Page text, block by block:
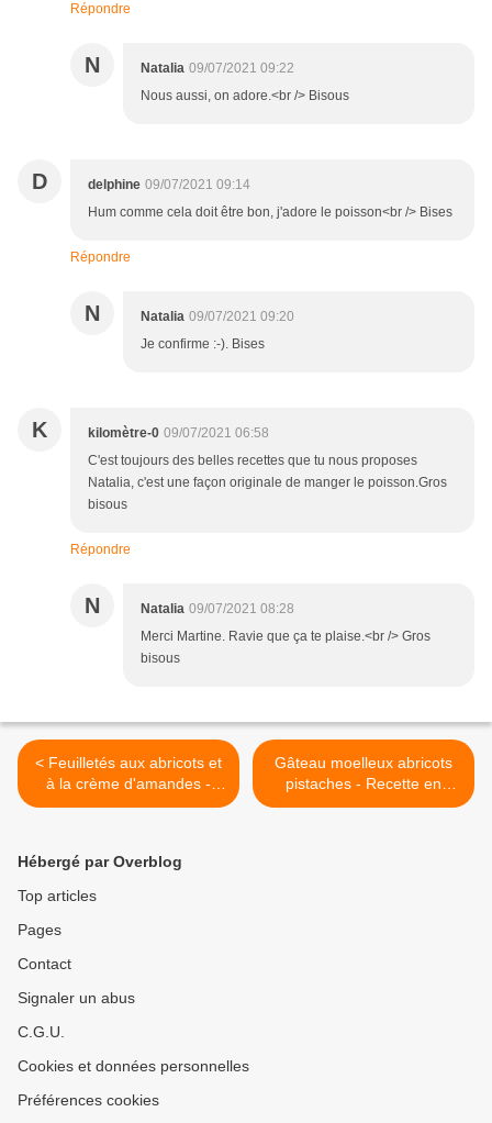
Répondre
N Natalia 09/07/2021 09:22
Nous aussi, on adore.<br /> Bisous
D delphine 09/07/2021 09:14
Hum comme cela doit être bon, j'adore le poisson<br /> Bises
Répondre
N Natalia 09/07/2021 09:20
Je confirme :-). Bises
K kilomètre-0 09/07/2021 06:58
C'est toujours des belles recettes que tu nous proposes
Natalia, c'est une façon originale de manger le poisson.Gros
bisous
Répondre
N Natalia 09/07/2021 08:28
Merci Martine. Ravie que ça te plaise.<br /> Gros
bisous
< Feuilletés aux abricots et
à la crème d'amandes -
Recette en vidéo
Gâteau moelleux abricots
pistaches - Recette en
vidéo >
Hébergé par Overblog
Top articles
Pages
Contact
Signaler un abus
C.G.U.
Cookies et données personnelles
Préférences cookies